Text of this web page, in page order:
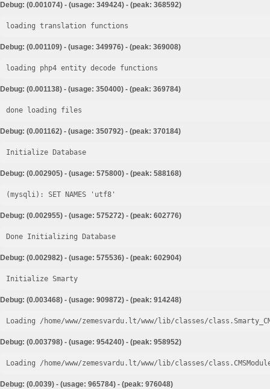
Debug: (0.001074) - (usage: 349424) - (peak: 368592)
loading translation functions
Debug: (0.001109) - (usage: 349976) - (peak: 369008)
loading php4 entity decode functions
Debug: (0.001138) - (usage: 350400) - (peak: 369784)
done loading files
Debug: (0.001162) - (usage: 350792) - (peak: 370184)
Initialize Database
Debug: (0.002905) - (usage: 575800) - (peak: 588168)
Debug: (0.002955) - (usage: 575272) - (peak: 602776)
Done Initializing Database
Debug: (0.002982) - (usage: 575536) - (peak: 602904)
Initialize Smarty
Debug: (0.003468) - (usage: 909872) - (peak: 914248)
Loading /home/www/zemesvardu.lt/www/lib/classes/
Debug: (0.003798) - (usage: 954240) - (peak: 958952)
Loading /home/www/zemesvardu.lt/www/lib/classes/
Debug: (0.0039) - (usage: 965784) - (peak: 976048)